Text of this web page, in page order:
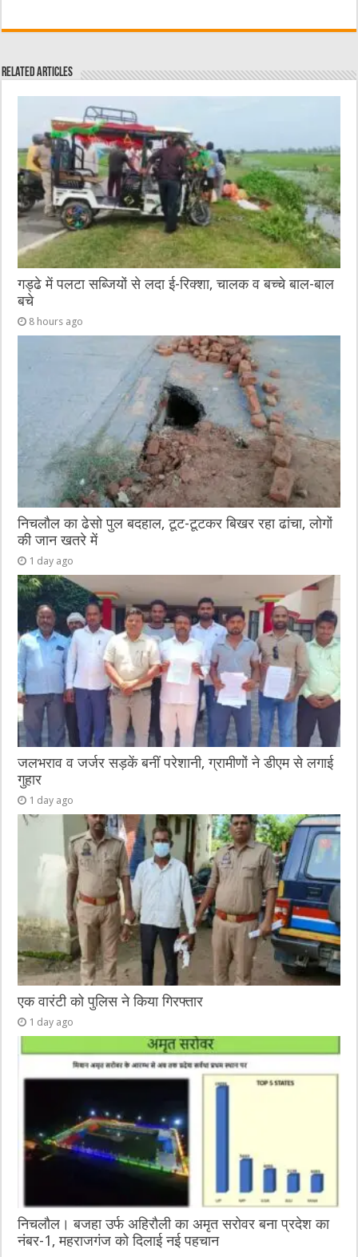
c
e
b
o
o
k
it
r
C
at
ai ss
n
er
at
A
p
Related Articles
गड्ढे में पलटा सब्जियों से लदा ई-रिक्शा, चालक व बच्चे बाल-बाल
बचे
8 hours ago
निचलौल का ढेसो पुल बदहाल, टूट-टूटकर बिखर रहा ढांचा, लोगों
की जान खतरे में
1 day ago
जलभराव व जर्जर सड़कें बनीं परेशानी, ग्रामीणों ने डीएम से लगाई
गुहार
1 day ago
एक वारंटी को पुलिस ने किया गिरफ्तार
1 day ago
निचलौल। बजहा उर्फ अहिरौली का अमृत सरोवर बना प्रदेश का
नंबर-1, महराजगंज को दिलाई नई पहचान